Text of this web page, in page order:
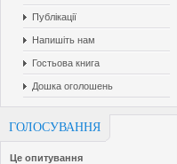
Публікації
Напишіть нам
Гостьова книга
Дошка оголошень
ГОЛОСУВАННЯ
Це опитування